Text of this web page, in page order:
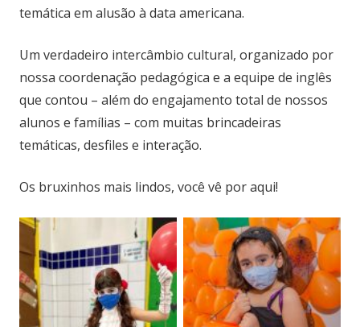
temática em alusão à data americana.
Um verdadeiro intercâmbio cultural, organizado por
nossa coordenação pedagógica e a equipe de inglês
que contou – além do engajamento total de nossos
alunos e famílias – com muitas brincadeiras
temáticas, desfiles e interação.
Os bruxinhos mais lindos, você vê por aqui!